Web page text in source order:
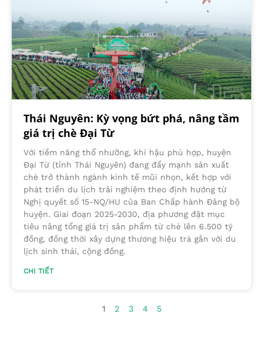
Thái Nguyên: Kỳ vọng bứt phá, nâng tầm
giá trị chè Đại Từ
Với tiềm năng thổ nhưỡng, khí hậu phù hợp, huyện
Đại Từ (tỉnh Thái Nguyên) đang đẩy mạnh sản xuất
chè trở thành ngành kinh tế mũi nhọn, kết hợp với
phát triển du lịch trải nghiệm theo định hướng từ
Nghị quyết số 15-NQ/HU của Ban Chấp hành Đảng bộ
huyện. Giai đoạn 2025-2030, địa phương đặt mục
tiêu nâng tổng giá trị sản phẩm từ chè lên 6.500 tỷ
đồng, đồng thời xây dựng thương hiệu trà gắn với du
lịch sinh thái, cộng đồng.
CHI TIẾT
1 2 3 4 5